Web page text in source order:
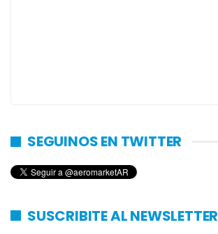
SEGUINOS EN TWITTER
SUSCRIBITE AL NEWSLETTER